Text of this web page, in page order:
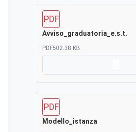
PDF
Avviso_graduatoria_e.s.t.
PDF502.38 KB
PDF
Modello_istanza